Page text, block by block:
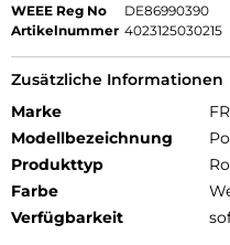
WEEE Reg No
DE86990390
Artikelnummer 4023125030215
Zusätzliche Informationen
Marke
Modellbezeichnung
Produkttyp
Farbe
Verfügbarkeit